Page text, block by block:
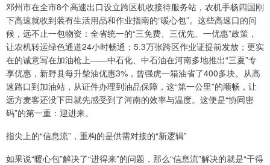
邓州市在全市8个高速出口设立跨区机收接待服务站，农机手杨四国刚
下高速就收到装有生活用品和作业指南的“暖心包”。这些高速口的问
候，远不止一包物资：全省统一的“三免费、三优先、一优惠”政策，
让农机转运绿色通道24小时畅通；5.3万张跨区作业证提前发放；更实
在的诚意写在加油枪上——中石化、中石油在河南多地推出“三夏”专
享优惠，新野县每升柴油优惠3%，曾强虎一箱油省了400多块。从高
速路口到加油站，从证件办理到油品保障，这“第一公里”的顺畅，让
远方麦客还没下田就先感受到了河南的效率与温度。这便是“协同密
码”的第一重：迎进来。
指尖上的“信息流”，重构的是供需对接的“新逻辑”
如果说“暖心包”解决了“进得来”的问题，那么“信息流”解决的就是“干得